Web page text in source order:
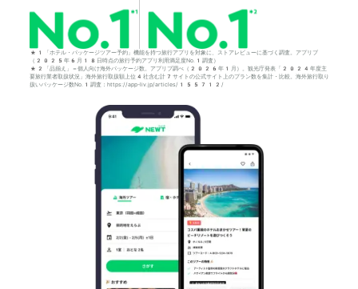
*1「ホテル・パッケージツアー予約」機能を持つ旅行アプリを対象に、ストアレビューに基づく調査。アプリブ
（2025年6月18日時点の旅行予約アプリ利用満足度No.1調査）
*2「品揃え」＝個人向け海外パッケージ数。アプリブ調べ（2026年1月）。観光庁発表「2024年度主
要旅行業者取扱状況」海外旅行取扱額上位4社含む計7サイトの公式サイト上のプラン数を集計・比較。海外旅行取り
扱いパッケージ数No.1調査：https://app-liv.jp/articles/155712/